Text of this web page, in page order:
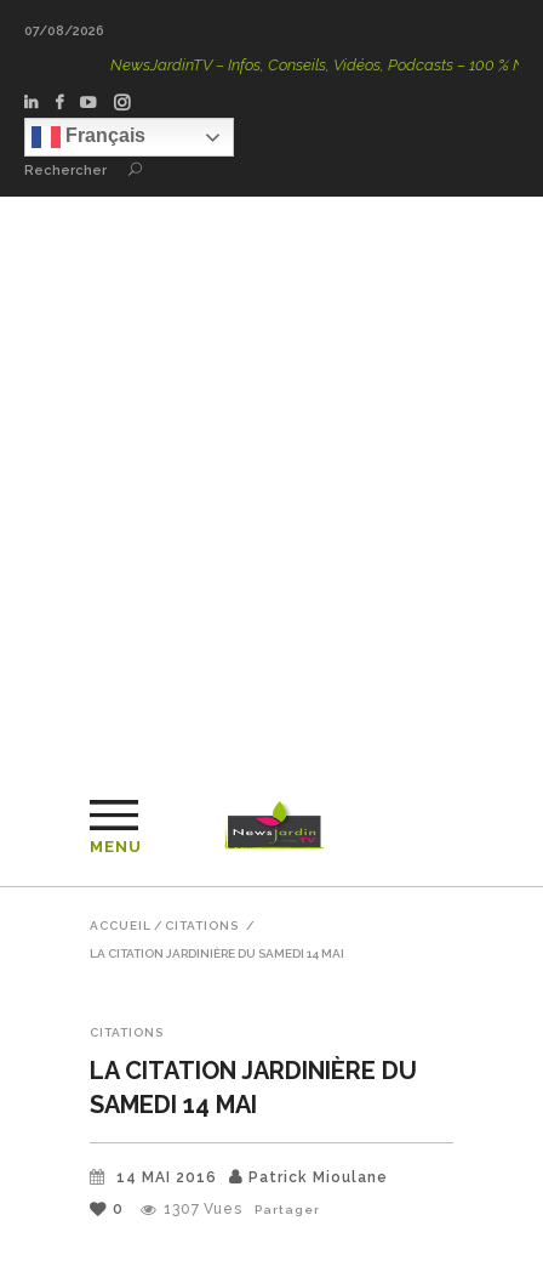
07/08/2026
NewsJardinTV – Infos, Conseils, Vidéos, Podcasts – 100 % Nature
Français
Rechercher
MENU
ACCUEIL / CITATIONS /
LA CITATION JARDINIÈRE DU SAMEDI 14 MAI
CITATIONS
LA CITATION JARDINIÈRE DU
SAMEDI 14 MAI
14 MAI 2016
Patrick Mioulane
0
1307 Vues Partager